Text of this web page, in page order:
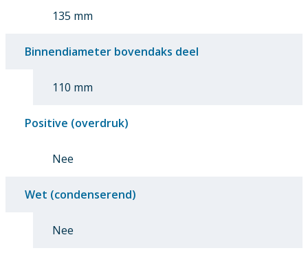
135 mm
Binnendiameter bovendaks deel
110 mm
Positive (overdruk)
Nee
Wet (condenserend)
Nee